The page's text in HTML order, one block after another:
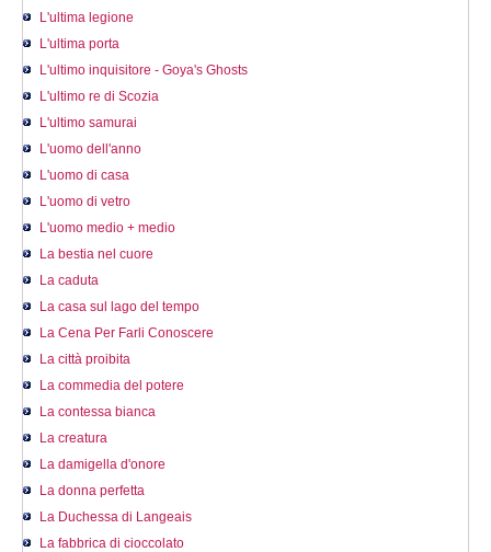
L'ultima legione
L'ultima porta
L'ultimo inquisitore - Goya's Ghosts
L'ultimo re di Scozia
L'ultimo samurai
L'uomo dell'anno
L'uomo di casa
L'uomo di vetro
L'uomo medio + medio
La bestia nel cuore
La caduta
La casa sul lago del tempo
La Cena Per Farli Conoscere
La città proibita
La commedia del potere
La contessa bianca
La creatura
La damigella d'onore
La donna perfetta
La Duchessa di Langeais
La fabbrica di cioccolato